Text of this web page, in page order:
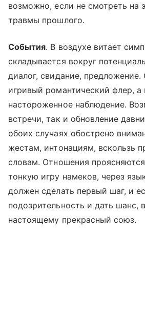
возможно, если не смотреть на
травмы прошлого.
События. В воздухе витает
складывается вокруг
диалог, свидание, предложение.
игривый романтический флер,
настороженное наблюдение.
встречи, так и обновление
обоих случаях обострено
жестам, интонациям, вскользь
словам. Отношения
тонкую игру намеков, через
должен сделать первый шаг, и
подозрительность и дать шанс,
настоящему прекрасный союз.